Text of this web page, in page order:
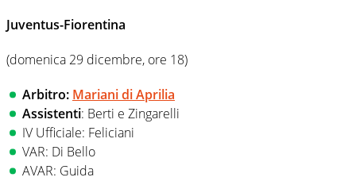
Juventus-Fiorentina
(domenica 29 dicembre, ore 18)
Arbitro: Mariani di Aprilia
Assistenti: Berti e Zingarelli
IV Ufficiale: Feliciani
VAR: Di Bello
AVAR: Guida